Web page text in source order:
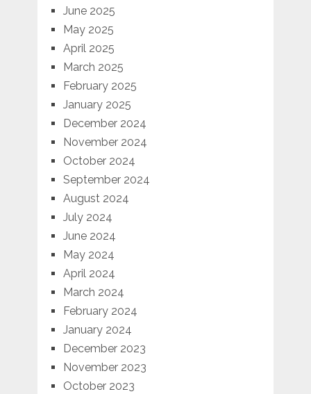
June 2025
May 2025
April 2025
March 2025
February 2025
January 2025
December 2024
November 2024
October 2024
September 2024
August 2024
July 2024
June 2024
May 2024
April 2024
March 2024
February 2024
January 2024
December 2023
November 2023
October 2023